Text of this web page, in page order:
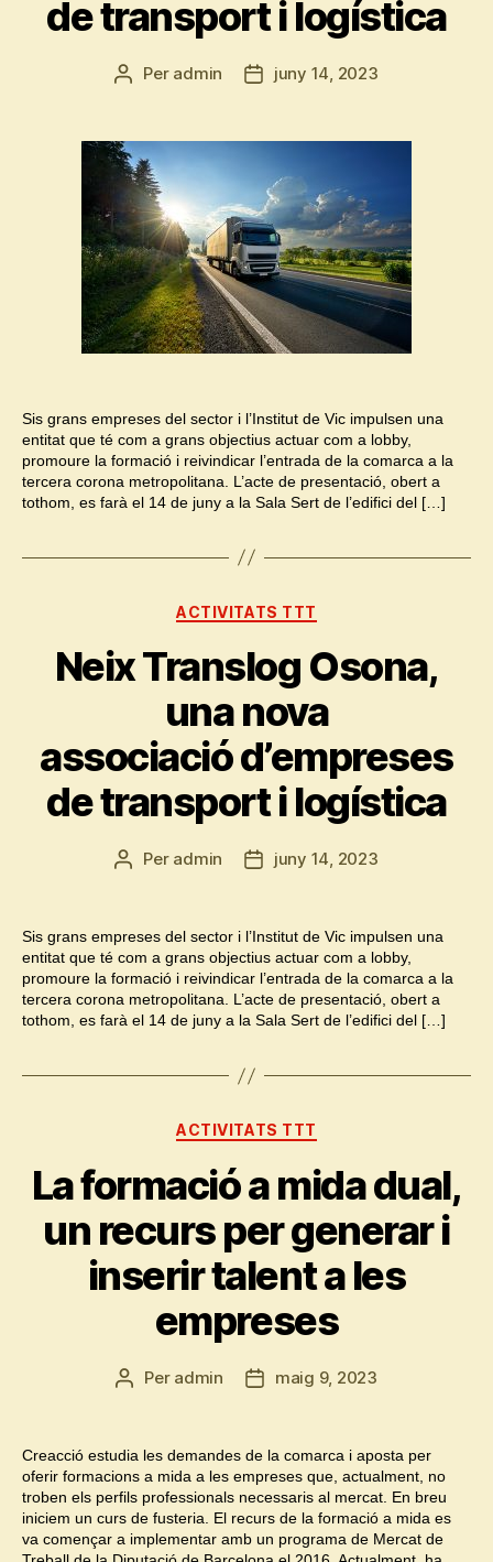
de transport i logística
Autor
Per admin
Datajuny 14, 2023
Sis grans empreses del sector i l’Institut de Vic impulsen una
entitat que té com a grans objectius actuar com a lobby,
promoure la formació i reivindicar l’entrada de la comarca a la
tercera corona metropolitana. L’acte de presentació, obert a
tothom, es farà el 14 de juny a la Sala Sert de l’edifici del […]
Categories
ACTIVITATS TTT
Neix Translog Osona,
una nova
associació d’empreses
de transport i logística
Autor
Per admin
Datajuny 14, 2023
Sis grans empreses del sector i l’Institut de Vic impulsen una
entitat que té com a grans objectius actuar com a lobby,
promoure la formació i reivindicar l’entrada de la comarca a la
tercera corona metropolitana. L’acte de presentació, obert a
tothom, es farà el 14 de juny a la Sala Sert de l’edifici del […]
Categories
ACTIVITATS TTT
La formació a mida dual,
un recurs per generar i
inserir talent a les
empreses
Autor
Per admin
Datamaig 9, 2023
Creacció estudia les demandes de la comarca i aposta per
oferir formacions a mida a les empreses que, actualment, no
troben els perfils professionals necessaris al mercat. En breu
iniciem un curs de fusteria. El recurs de la formació a mida es
va començar a implementar amb un programa de Mercat de